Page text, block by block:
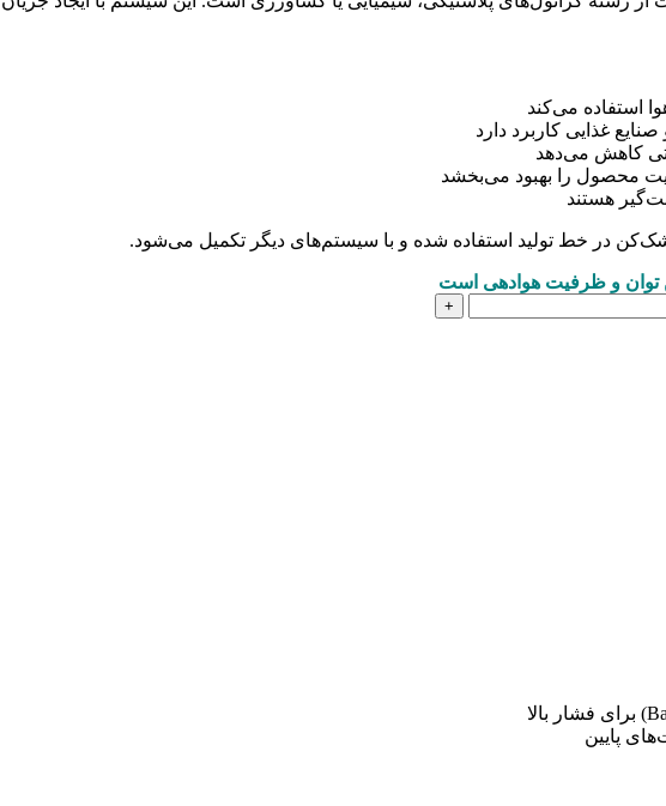
استفاده می‌کند
کاهش می‌دهد
محصول را بهبود می‌بخشد
هستند
در خط تولید استفاده شده و با سیستم‌های دیگر تکمیل می‌شود.
و ظرفیت هوادهی است
پایین